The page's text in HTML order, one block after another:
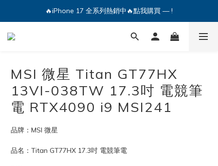
🔥iPhone 17 全系列熱銷中🔥點我購買 — !
💕加入Q哥 Line 新好友領優惠券！🎫
🔥iPhone 17 全系列熱銷中🔥點我購買 — !
MSI 微星 Titan GT77HX
13VI-038TW 17.3吋 電競筆
電 RTX4090 i9 MSI241
品牌：MSI 微星
品名：Titan GT77HX 17.3吋 電競筆電